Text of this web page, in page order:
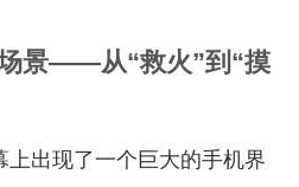
景——从“救火”到“摸
上出现了一个巨大的手机界